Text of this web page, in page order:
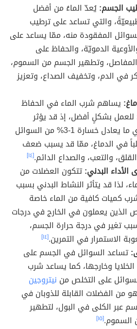
الجسم:يُعدّ الماءُ من أفضل
والتي تساعد على ترطيب
المفقودة منه، ممّا يساعد على
الدمويّة، والحفاظ على
وتطهير الجسم من السموم،
في الدم، وتخفيف الصداع، وتعزيز
يساهم شرب الماء في الحفاظ
للعمل بشكلٍ أفضل، إذ قد يؤثر
الجفاف الخفيف -أي ما يعادل خسارة 1-3% من السوائل
في الدماغ، ممّا قد يسبب ضعف
والتعب، والصداع الدائم.[١٤]
البدني:تتكون العضلات من
الماء، لذا قد يتأثر النشاط البدني بسبب
كميات كافية من الماء خاصة
الذين يعملون في الخارج في درجات
تغير في درجة حرارة الجسم،
الاستمرار في التمرين.[١٤]
تساعد السوائل في الجسم على
وخارجها، كما يساعد شرب
على التخلص من نيتروجين
من الفضلات القابلة للذوبان في
عبر الكلى في البول، لتطهير
السموم.[١٥]